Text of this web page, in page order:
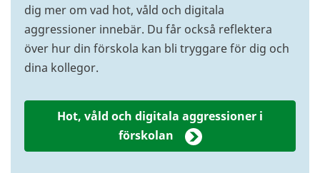
dig mer om vad hot, våld och digitala
aggressioner innebär. Du får också reflektera
över hur din förskola kan bli tryggare för dig och
dina kollegor.
Hot, våld och digitala aggressioner i
förskolan